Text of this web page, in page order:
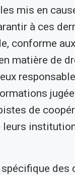
mis en
à ces
conforme
matière de
de
leurs
des